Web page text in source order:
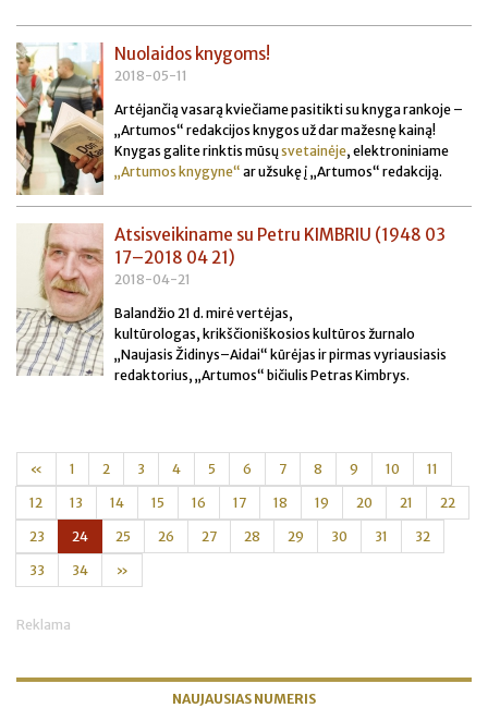
Nuolaidos knygoms!
2018-05-11
Artėjančią vasarą kviečiame pasitikti su knyga rankoje –
„Artumos“ redakcijos knygos už dar mažesnę kainą!
Knygas galite rinktis mūsųsvetainėje, elektroniniame
„Artumos knygyne“ ar užsukę į „Artumos“ redakciją.
Atsisveikiname su Petru KIMBRIU (1948 03
17–2018 04 21)
2018-04-21
Balandžio 21 d. mirė vertėjas,
kultūrologas, krikščioniškosios kultūros žurnalo
„Naujasis Židinys–Aidai“ kūrėjas ir pirmas vyriausiasis
redaktorius, „Artumos“ bičiulis Petras Kimbrys.
« 1 2 3 4 5 6 7 8 9 10 11
12 13 14 15 16 17 18 19 20 21 22
23 24 25 26 27 28 29 30 31 32
33 34 »
Reklama
NAUJAUSIAS NUMERIS